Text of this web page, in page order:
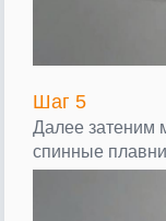
Шаг 5
Далее затеним
спинные